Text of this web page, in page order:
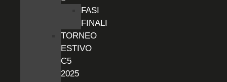
FASI
FINALI
TORNEO
ESTIVO
C5
2025